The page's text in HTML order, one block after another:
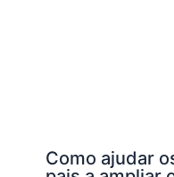
Como ajudar